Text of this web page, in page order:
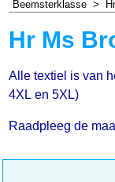
Beemsterklasse >
Hr Ms
Alle textiel is van
4XL en 5XL)
Raadpleeg de